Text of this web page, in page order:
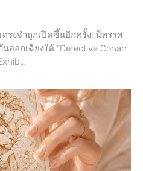
รงจำถูกเปิดขึ้นอีกครั้ง! นิทรรศ
ออกเฉียงใต้ “Detective Conan